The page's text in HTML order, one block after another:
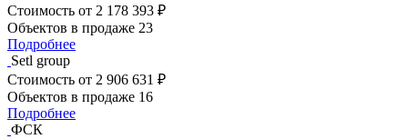
Стоимость от 2 178 393 ₽
Объектов в продаже 23
Подробнее
Setl group
Стоимость от 2 906 631 ₽
Объектов в продаже 16
Подробнее
ФСК